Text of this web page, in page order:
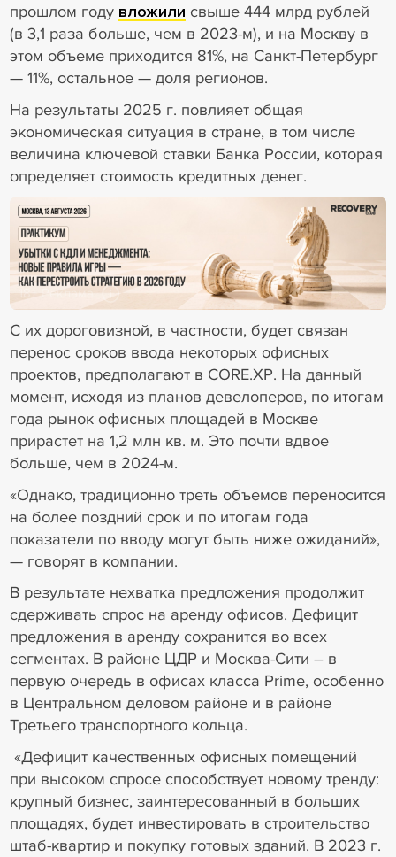
прошлом году вложили свыше 444 млрд рублей
(в 3,1 раза больше, чем в 2023-м), и на Москву в
этом объеме приходится 81%, на Санкт-Петербург
— 11%, остальное — доля регионов.
На результаты 2025 г. повлияет общая
экономическая ситуация в стране, в том числе
величина ключевой ставки Банка России, которая
определяет стоимость кредитных денег.
18+ Реклама
С их дороговизной, в частности, будет связан
перенос сроков ввода некоторых офисных
проектов, предполагают в CORE.XP. На данный
момент, исходя из планов девелоперов, по итогам
года рынок офисных площадей в Москве
прирастет на 1,2 млн кв. м. Это почти вдвое
больше, чем в 2024-м.
«Однако, традиционно треть объемов переносится
на более поздний срок и по итогам года
показатели по вводу могут быть ниже ожиданий»,
— говорят в компании.
В результате нехватка предложения продолжит
сдерживать спрос на аренду офисов. Дефицит
предложения в аренду сохранится во всех
сегментах. В районе ЦДР и Москва-Сити – в
первую очередь в офисах класса Prime, особенно
в Центральном деловом районе и в районе
Третьего транспортного кольца.
«Дефицит качественных офисных помещений
при высоком спросе способствует новому тренду:
крупный бизнес, заинтересованный в больших
площадях, будет инвестировать в строительство
штаб-квартир и покупку готовых зданий. В 2023 г.